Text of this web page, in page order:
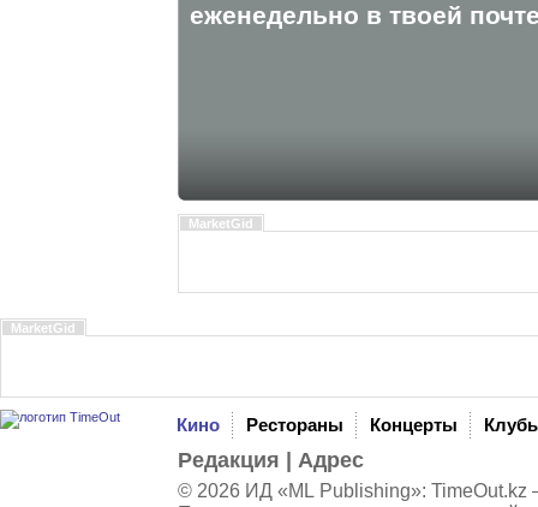
eженедельно в твоей
MarketGid
MarketGid
Кино Рестораны Концерты
Редакция Адрес
© 2026 ИД «ML Publishing»: TimeOut.kz